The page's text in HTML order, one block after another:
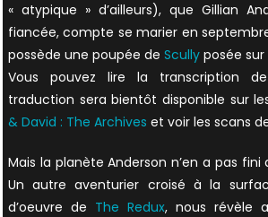
« atypique » d’ailleurs), que Gillian
fiancée, compte se marier en
possède une poupée de Scullyposée
Vous pouvez lire la transcription
traduction sera bientôt disponible sur
& David : The Archives et voir les scans
Mais la planète Anderson n’en a pas fini
Un autre aventurier croisé à la
d’oeuvre de The Redux, nous révèle